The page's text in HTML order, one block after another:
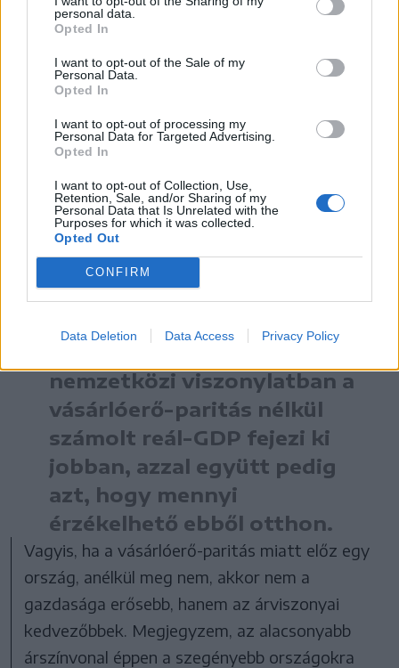
personal data.
Opted In
I want to opt-out of the Sale of my
Personal Data.
Opted In
I want to opt-out of processing my
Personal Data for Targeted Advertising.
Opted In
I want to opt-out of Collection, Use,
Retention, Sale, and/or Sharing of my
Personal Data that Is Unrelated with the
Purposes for which it was collected.
Opted Out
CONFIRM
Data Deletion Data Access Privacy Policy
– Egyes közgazdászok szerint a
vásárlóerő-paritásos összehasonlításban
jobb Románia. Ez mennyire releváns adat?
számoljuk az egy főre jutó GDP-t. Az
alacsonyabb árszínvonalnak köszönhetően a
román adat itt már hajszállal előzte 2023-ban a
magyar és a lengyel, még inkább a szlovák
értéket. (Szlovákia vásárló-erőparitás nélkül a
második, azzal együtt az ötödik helyen áll az
öt ország közül.) Kérdés, hogy melyik a jobb
mutató. Egyik sem tökéletes.
nemzetközi viszonylatban a
vásárlóerő-paritás nélkül
számolt reál-GDP fejezi ki
jobban, azzal együtt pedig
azt, hogy mennyi
érzékelhető ebből otthon.
Vagyis, ha a vásárlóerő-paritás miatt előz egy
ország, anélkül meg nem, akkor nem a
gazdasága erősebb, hanem az árviszonyai
kedvezőbbek. Megjegyzem, az alacsonyabb
árszínvonal éppen a szegényebb országokra